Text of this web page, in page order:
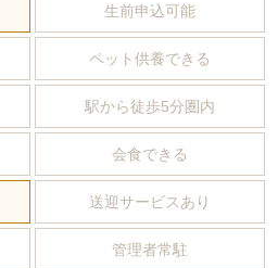
生前申込可能
ペット供養できる
駅から徒歩5分圏内
会食できる
送迎サービスあり
管理者常駐